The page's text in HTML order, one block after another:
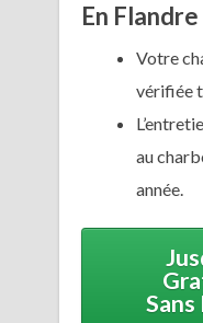
En Flandre
Votre
vérifiée
au
année.